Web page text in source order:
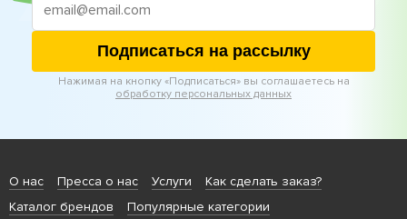
Подписаться на рассылку
Нажимая на кнопку «Подписаться» вы соглашаетесь на
обработку персональных данных
О нас Пресса о нас Услуги
Как сделать заказ?
Каталог брендов
Популярные категории